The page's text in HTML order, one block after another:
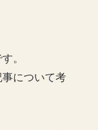
。
について考